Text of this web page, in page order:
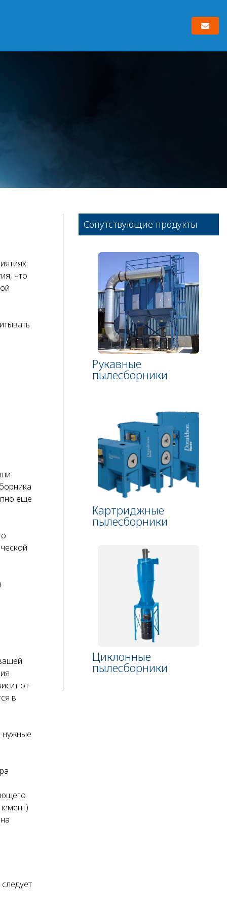
что
еще
от
в
нужные
Сопутствующие продукты
Рукавные
пылесборники
Картриджные
пылесборники
Циклонные
пылесборники